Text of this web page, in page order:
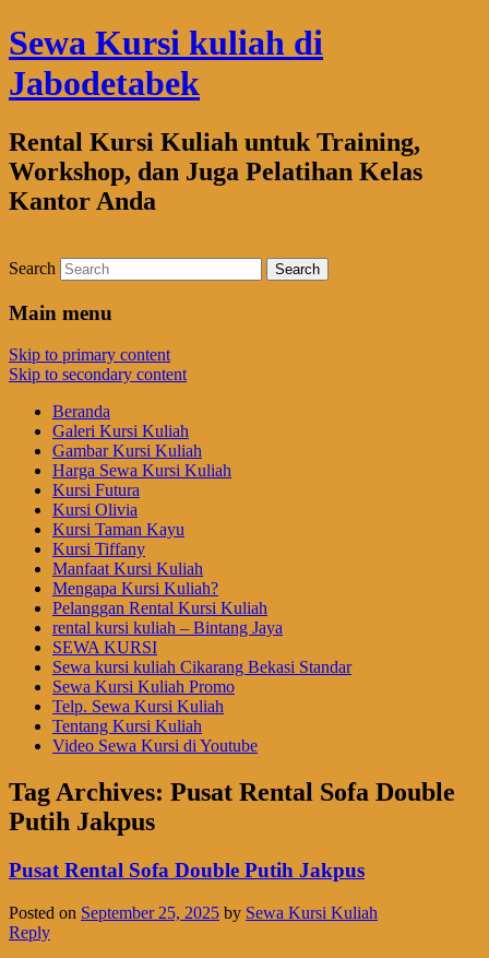
Sewa Kursi kuliah di
Jabodetabek
Rental Kursi Kuliah untuk Training,
Workshop, dan Juga Pelatihan Kelas
Kantor Anda
Search
Main menu
Skip to primary content
Skip to secondary content
Beranda
Galeri Kursi Kuliah
Gambar Kursi Kuliah
Harga Sewa Kursi Kuliah
Kursi Futura
Kursi Olivia
Kursi Taman Kayu
Kursi Tiffany
Manfaat Kursi Kuliah
Mengapa Kursi Kuliah?
Pelanggan Rental Kursi Kuliah
rental kursi kuliah – Bintang Jaya
SEWA KURSI
Sewa kursi kuliah Cikarang Bekasi Standar
Sewa Kursi Kuliah Promo
Telp. Sewa Kursi Kuliah
Tentang Kursi Kuliah
Video Sewa Kursi di Youtube
Tag Archives: Pusat Rental Sofa Double
Putih Jakpus
Pusat Rental Sofa Double Putih Jakpus
Posted on September 25, 2025 by Sewa Kursi Kuliah
Reply